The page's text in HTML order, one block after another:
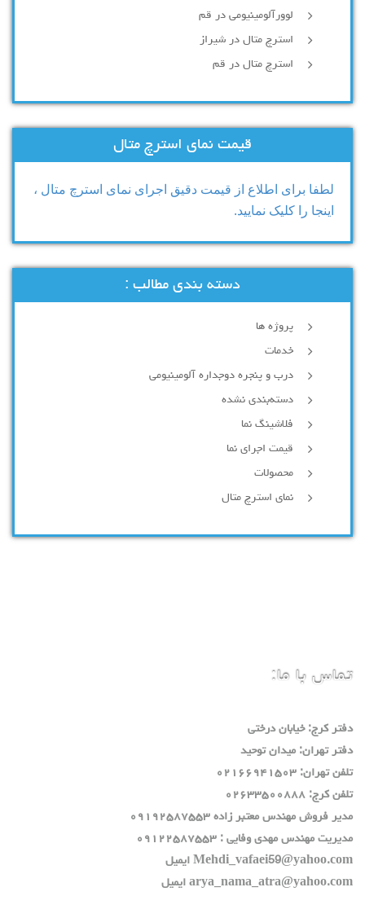
لوورآلومینیومی در قم
استرچ متال در شیراز
استرچ متال در قم
قیمت نمای استرچ متال
لطفا برای اطلاع از قیمت دقیق اجرای نمای استرچ متال ،
اینجا را کلیک نمایید.
دسته بندی مطالب :
پروژه ها
خدمات
درب و پنجره دوجداره آلومینیومی
دسته‌بندی نشده
فلاشینگ نما
قیمت اجرای نما
محصولات
نمای استرچ متال
تماس با ما:
دفتر كرج: خيابان درختي
دفتر تهران: ميدان توحيد
تلفن تهران: ٠٢١٦٦٩٤١٥٠٣
تلفن كرج: ٠٢٦٣٣٥٠٠٨٨٨
مدير فروش مهندس معتبر زاده ٠٩١٩٢٥٨٧٥٥٣
مديريت مهندس مهدي وفايي : ٠٩١٢٢٥٨٧٥٥٣
Mehdi_vafaei59@yahoo.com ايميل
arya_nama_atra@yahoo.com ايميل